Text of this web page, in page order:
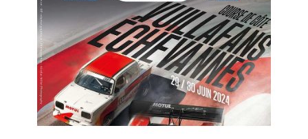
MONTAGNE
EVÈNEMENTS
CALENDRIER
FOCUS